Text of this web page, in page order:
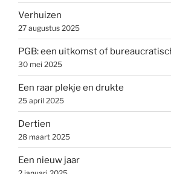
Verhuizen
27 augustus 2025
PGB: een uitkomst of
30 mei 2025
Een raar plekje en drukte
25 april 2025
Dertien
28 maart 2025
Een nieuw jaar